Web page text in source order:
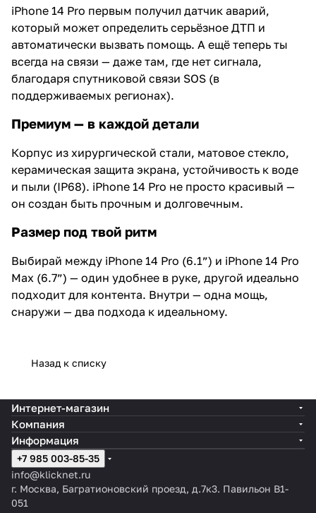
iPhone 14 Pro первым получил датчик аварий,
который может определить серьёзное ДТП и
автоматически вызвать помощь. А ещё теперь ты
всегда на связи — даже там, где нет сигнала,
благодаря спутниковой связи SOS (в
поддерживаемых регионах).
Премиум — в каждой детали
Корпус из хирургической стали, матовое стекло,
керамическая защита экрана, устойчивость к воде
и пыли (IP68). iPhone 14 Pro не просто красивый —
он создан быть прочным и долговечным.
Размер под твой ритм
Выбирай между iPhone 14 Pro (6.1”) и iPhone 14 Pro
Max (6.7”) — один удобнее в руке, другой идеально
подходит для контента. Внутри — одна мощь,
снаружи — два подхода к идеальному.
Назад к списку
Интернет-магазин
Компания
Информация
+7 985 003-85-35
info@klicknet.ru
г. Москва, Багратионовский проезд, д.7к3. Павильон B1-
051